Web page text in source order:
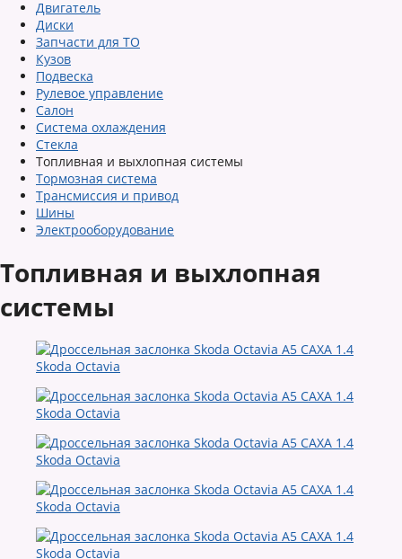
Двигатель
Диски
Запчасти для ТО
Кузов
Подвеска
Рулевое управление
Салон
Система охлаждения
Стекла
Топливная и выхлопная системы
Тормозная система
Трансмиссия и привод
Шины
Электрооборудование
Топливная и выхлопная
системы